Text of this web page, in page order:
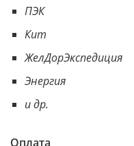
ПЭК
Кит
ЖелДорЭкспедиция
Энергия
и др.
Оплата